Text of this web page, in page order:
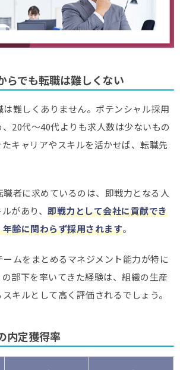
らでも転職は難しくない
難しくありません。ポテンシャル採用
20代～40代よりも求人数は少ないもの
キャリアやスキルを活かせば、転職先
者に求めているのは、即戦力となる人
があり、 即戦力として会社に貢献でき
齢に関わらず採用されます。
ムをまとめるマネジメント能力が特に
部下を率いてきた経験は、組織の生産
キルとして高く評価されるでしょう。
内定獲得率